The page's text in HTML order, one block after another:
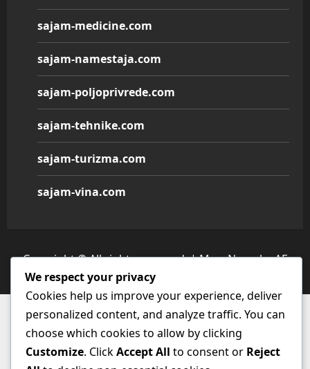
sajam-medicine.com
sajam-namestaja.com
sajam-poljoprivrede.com
sajam-tehnike.com
sajam-turizma.com
sajam-vina.com
Copyright © All rights reserved.|MoreNewsby AF
themes.
We respect your privacy
Cookies help us improve your experience, deliver
personalized content, and analyze traffic. You can
choose which cookies to allow by clicking
Customize. ClickAccept All to consent or Reject